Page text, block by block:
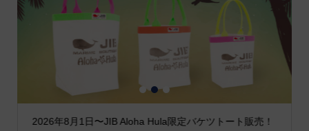
2026年8月1日〜JIB Aloha Hula限定バケツトート販売！
1 2 3